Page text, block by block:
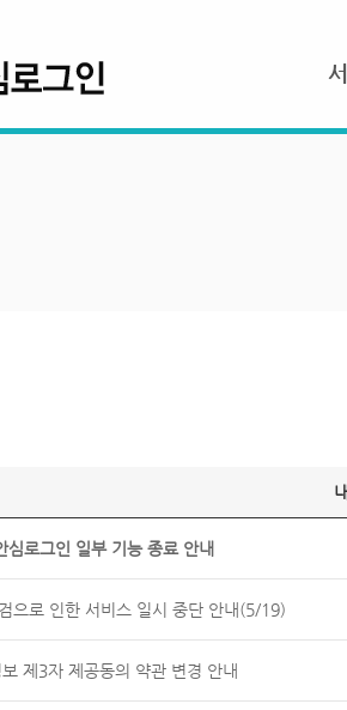
심로그인 일부 기능 종료 안내
으로 인한 서비스 일시 중단 안내(5/19)
제3자 제공동의 약관 변경 안내